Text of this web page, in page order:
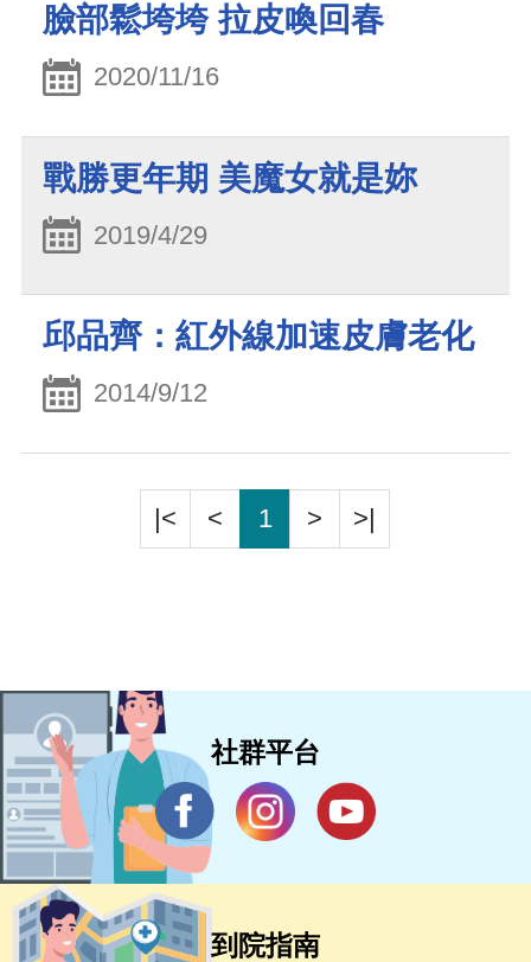
臉部鬆垮垮 拉皮喚回春
2020/11/16
戰勝更年期 美魔女就是妳
2019/4/29
邱品齊：紅外線加速皮膚老化
2014/9/12
|< < 1 > >|
社群平台
到院指南